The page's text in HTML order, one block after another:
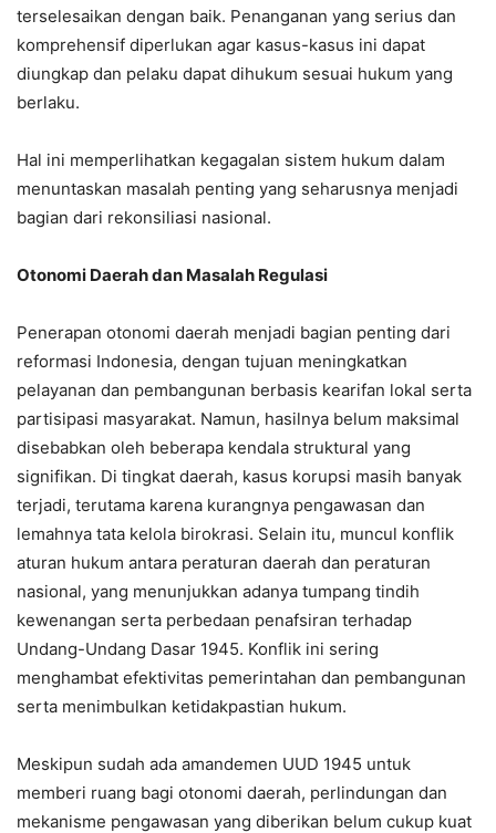
terselesaikan dengan baik. Penanganan yang serius dan
komprehensif diperlukan agar kasus-kasus ini dapat
diungkap dan pelaku dapat dihukum sesuai hukum yang
berlaku.
Hal ini memperlihatkan kegagalan sistem hukum dalam
menuntaskan masalah penting yang seharusnya menjadi
bagian dari rekonsiliasi nasional.
Otonomi Daerah dan Masalah Regulasi
Penerapan otonomi daerah menjadi bagian penting dari
reformasi Indonesia, dengan tujuan meningkatkan
pelayanan dan pembangunan berbasis kearifan lokal serta
partisipasi masyarakat. Namun, hasilnya belum maksimal
disebabkan oleh beberapa kendala struktural yang
signifikan. Di tingkat daerah, kasus korupsi masih banyak
terjadi, terutama karena kurangnya pengawasan dan
lemahnya tata kelola birokrasi. Selain itu, muncul konflik
aturan hukum antara peraturan daerah dan peraturan
nasional, yang menunjukkan adanya tumpang tindih
kewenangan serta perbedaan penafsiran terhadap
Undang-Undang Dasar 1945. Konflik ini sering
menghambat efektivitas pemerintahan dan pembangunan
serta menimbulkan ketidakpastian hukum.
Meskipun sudah ada amandemen UUD 1945 untuk
memberi ruang bagi otonomi daerah, perlindungan dan
mekanisme pengawasan yang diberikan belum cukup kuat